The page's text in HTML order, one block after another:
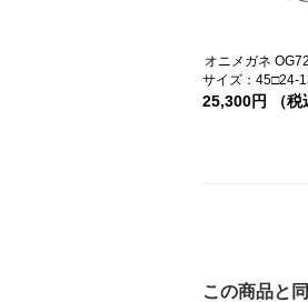
オニメガネ
サイズ：45□24-
25,300円 （税
この商品と